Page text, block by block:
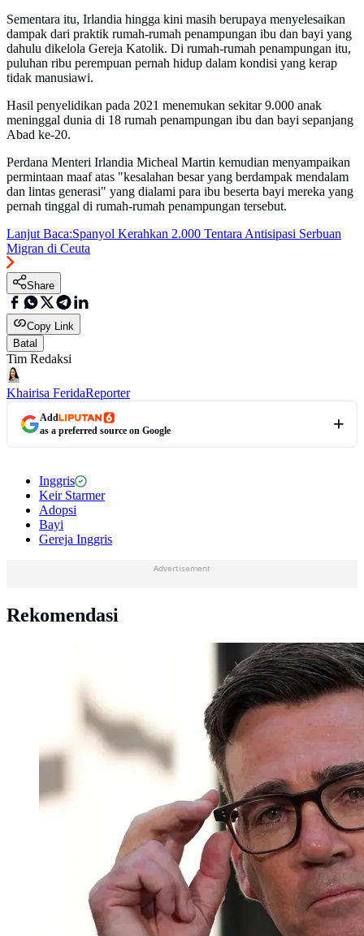
Sementara itu, Irlandia hingga kini masih berupaya menyelesaikan
dampak dari praktik rumah-rumah penampungan ibu dan bayi yang
dahulu dikelola Gereja Katolik. Di rumah-rumah penampungan itu,
puluhan ribu perempuan pernah hidup dalam kondisi yang kerap
tidak manusiawi.
Hasil penyelidikan pada 2021 menemukan sekitar 9.000 anak
meninggal dunia di 18 rumah penampungan ibu dan bayi sepanjang
Abad ke-20.
Perdana Menteri Irlandia Micheal Martin kemudian menyampaikan
permintaan maaf atas "kesalahan besar yang berdampak mendalam
dan lintas generasi" yang dialami para ibu beserta bayi mereka yang
pernah tinggal di rumah-rumah penampungan tersebut.
Lanjut Baca:Spanyol Kerahkan 2.000 Tentara Antisipasi Serbuan
Migran di Ceuta
Share
Copy Link
Batal
Tim Redaksi
Khairisa FeridaReporter
Add
as a preferred source on Google
Inggris
Keir Starmer
Adopsi
Bayi
Gereja Inggris
Advertisement
Rekomendasi